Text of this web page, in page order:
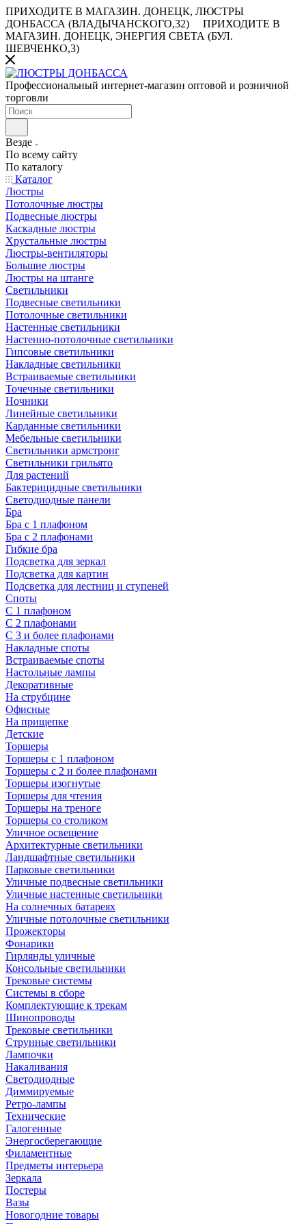
ПРИХОДИТЕ В МАГАЗИН. ДОНЕЦК, ЛЮСТРЫ
ДОНБАССА (ВЛАДЫЧАНСКОГО,32)
ПРИХОДИТЕ В
МАГАЗИН. ДОНЕЦК, ЭНЕРГИЯ СВЕТА (БУЛ.
ШЕВЧЕНКО,3)
Профессиональный интернет-магазин оптовой и розничной
торговли
Везде
По всему сайту
По каталогу
Каталог
Люстры
Потолочные люстры
Подвесные люстры
Каскадные люстры
Хрустальные люстры
Люстры-вентиляторы
Большие люстры
Люстры на штанге
Светильники
Подвесные светильники
Потолочные светильники
Настенные светильники
Настенно-потолочные светильники
Гипсовые светильники
Накладные светильники
Встраиваемые светильники
Точечные светильники
Ночники
Линейные светильники
Карданные светильники
Мебельные светильники
Светильники армстронг
Светильники грильято
Для растений
Бактерицидные светильники
Светодиодные панели
Бра
Бра с 1 плафоном
Бра с 2 плафонами
Гибкие бра
Подсветка для зеркал
Подсветка для картин
Подсветка для лестниц и ступеней
Споты
С 1 плафоном
С 2 плафонами
С 3 и более плафонами
Накладные споты
Встраиваемые споты
Настольные лампы
Декоративные
На струбцине
Офисные
На прищепке
Детские
Торшеры
Торшеры с 1 плафоном
Торшеры с 2 и более плафонами
Торшеры изогнутые
Торшеры для чтения
Торшеры на треноге
Торшеры со столиком
Уличное освещение
Архитектурные светильники
Ландшафтные светильники
Парковые светильники
Уличные подвесные светильники
Уличные настенные светильники
На солнечных батареях
Уличные потолочные светильники
Прожекторы
Фонарики
Гирлянды уличные
Консольные светильники
Трековые системы
Системы в сборе
Комплектующие к трекам
Шинопроводы
Трековые светильники
Струнные светильники
Лампочки
Накаливания
Светодиодные
Диммируемые
Ретро-лампы
Технические
Галогенные
Энергосберегающие
Филаментные
Предметы интерьера
Зеркала
Постеры
Вазы
Новогодние товары